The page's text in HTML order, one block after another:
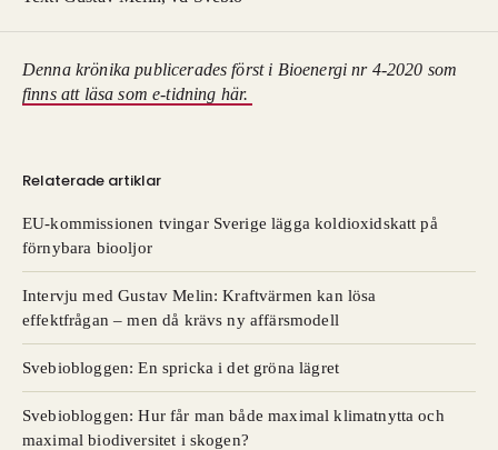
Denna krönika publicerades först i Bioenergi nr 4-2020 som
finns att läsa som e-tidning här.
Relaterade artiklar
EU-kommissionen tvingar Sverige lägga koldioxidskatt på
förnybara biooljor
Intervju med Gustav Melin: Kraftvärmen kan lösa
effektfrågan – men då krävs ny affärsmodell
Svebiobloggen: En spricka i det gröna lägret
Svebiobloggen: Hur får man både maximal klimatnytta och
maximal biodiversitet i skogen?